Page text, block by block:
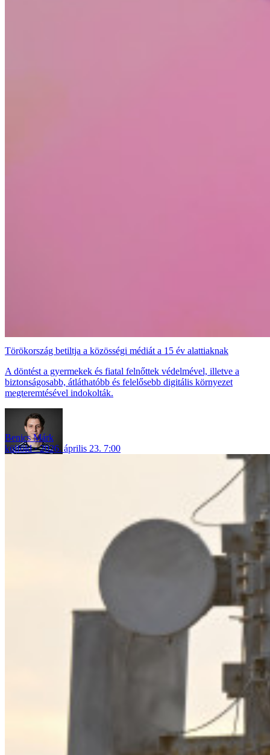
Törökország betiltja a közösségi médiát a 15 év alattiaknak
A döntést a gyermekek és fiatal felnőttek védelmével, illetve a
biztonságosabb, átláthatóbb és felelősebb digitális környezet
megteremtésével indokolták.
Benics Márk
külföld
2026. április 23. 7:00